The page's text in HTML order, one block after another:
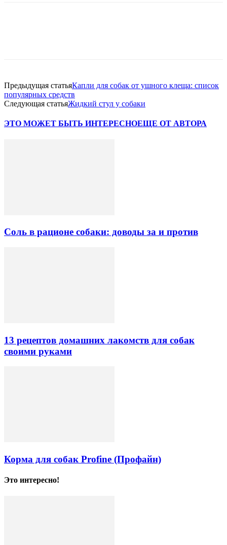
Предыдущая статьяКапли для собак от ушного клеща: список
популярных средств
Следующая статьяЖидкий стул у собаки
ЭТО МОЖЕТ БЫТЬ ИНТЕРЕСНОЕЩЕ ОТ АВТОРА
Соль в рационе собаки: доводы за и против
13 рецептов домашних лакомств для собак
своими руками
Корма для собак Profine (Профайн)
Это интересно!